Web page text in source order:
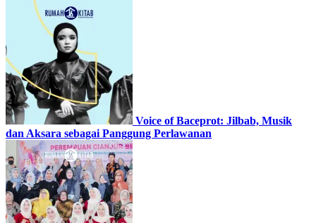
Voice of Baceprot: Jilbab, Musik
dan Aksara sebagai Panggung Perlawanan